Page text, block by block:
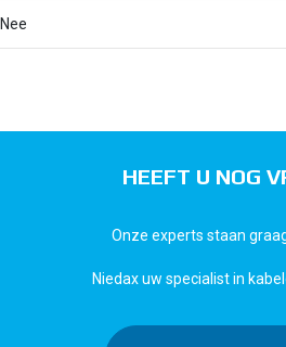
Nee
HEEFT U NOG
Onze experts staan
Niedax uw specialist in